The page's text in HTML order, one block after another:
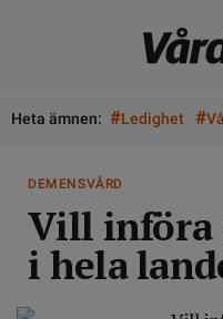
Heta ämnen: #Ledighet #
DEMENSVÅRD
Vill införa
i hela